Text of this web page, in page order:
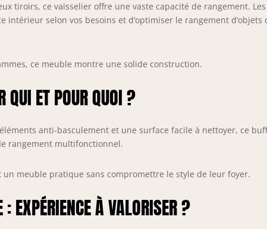
tiroirs, ce vaisselier offre une vaste capacité de rangement. Les
intérieur selon vos besoins et d’optimiser le rangement d’objets
ce meuble montre une solide construction.
QUI ET POUR QUOI ?
anti-basculement et une surface facile à nettoyer, ce
rangement multifonctionnel.
meuble pratique sans compromettre le style de leur foyer.
EXPÉRIENCE À VALORISER ?